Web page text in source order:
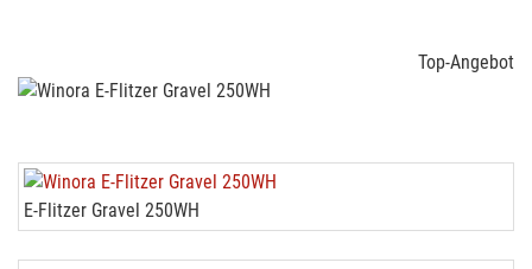
Top-Angebot
E-Flitzer Gravel 250WH